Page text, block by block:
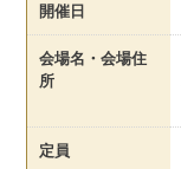
開催日
会場名・会場住
所
定員